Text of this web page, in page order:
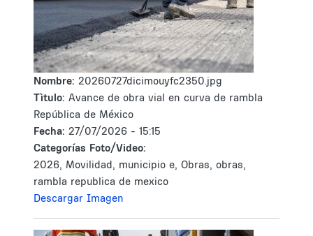
Nombre: 20260727dicimouyfc2350.jpg
Tìtulo: Avance de obra vial en curva de rambla
República de México
Fecha: 27/07/2026 - 15:15
Categorías Foto/Video:
2026, Movilidad, municipio e, Obras, obras,
rambla republica de mexico
Descargar Imagen